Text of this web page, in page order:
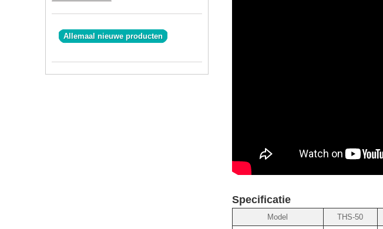
Allemaal nieuwe producten
Specificatie
Model THS-50